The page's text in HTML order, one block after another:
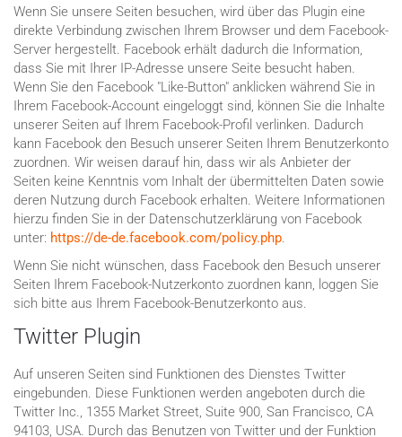
Wenn Sie unsere Seiten besuchen, wird über das Plugin eine
direkte Verbindung zwischen Ihrem Browser und dem Facebook-
Server hergestellt. Facebook erhält dadurch die Information,
dass Sie mit Ihrer IP-Adresse unsere Seite besucht haben.
Wenn Sie den Facebook "Like-Button" anklicken während Sie in
Ihrem Facebook-Account eingeloggt sind, können Sie die Inhalte
unserer Seiten auf Ihrem Facebook-Profil verlinken. Dadurch
kann Facebook den Besuch unserer Seiten Ihrem Benutzerkonto
zuordnen. Wir weisen darauf hin, dass wir als Anbieter der
Seiten keine Kenntnis vom Inhalt der übermittelten Daten sowie
deren Nutzung durch Facebook erhalten. Weitere Informationen
hierzu finden Sie in der Datenschutzerklärung von Facebook
unter: https://de-de.facebook.com/policy.php.
Wenn Sie nicht wünschen, dass Facebook den Besuch unserer
Seiten Ihrem Facebook-Nutzerkonto zuordnen kann, loggen Sie
sich bitte aus Ihrem Facebook-Benutzerkonto aus.
Twitter Plugin
Auf unseren Seiten sind Funktionen des Dienstes Twitter
eingebunden. Diese Funktionen werden angeboten durch die
Twitter Inc., 1355 Market Street, Suite 900, San Francisco, CA
94103, USA. Durch das Benutzen von Twitter und der Funktion